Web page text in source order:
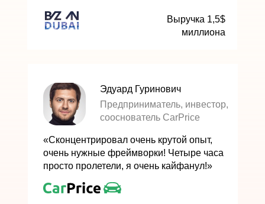
Выручка 1,5$
миллиона
Эдуард Гуринович
Предприниматель, инвестор,
сооснователь CarPrice
«Сконцентрировал очень крутой опыт,
очень нужные фреймворки! Четыре часа
просто пролетели, я очень кайфанул!»